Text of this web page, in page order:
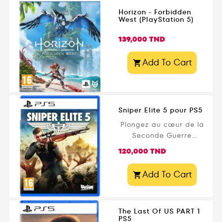
explosifs....
Uncharted 4: A Thief's
Lost Legacy . Des
temps de chargement
ultra rapides et une
Gamezone.tn .
Horizon - Forbidden
West (PlayStation 5)
Prix
139,000 TND
Add To Cart
Sniper Elite 5 pour PS5
Plongez au cœur de la
Seconde Guerre
Elite 5 sur PS5.
Fairburne, un tireur
conspiration nazie en
Prix
120,000 TND
Add To Cart
The Last Of US PART 1
PS5